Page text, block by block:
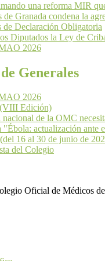
una reforma MIR
Granada condena la
Declaración Obligatoria
Diputados la Ley de
2026
Generales
2026
(VIII Edición)
de la OMC
"Ébola: actualización ante
16 al 30 de junio de
del Colegio
Oficial de Médicos